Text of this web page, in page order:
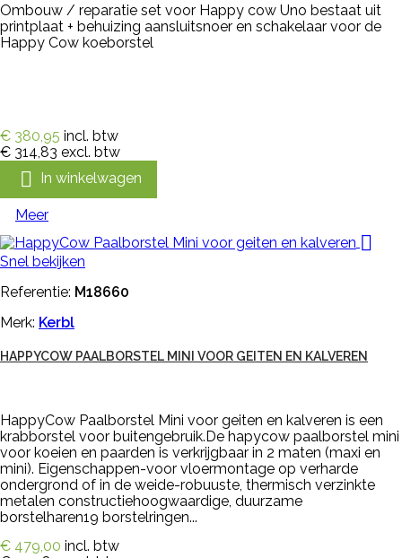
Ombouw / reparatie set voor Happy cow Uno bestaat uit
printplaat + behuizing aansluitsnoer en schakelaar voor de
Happy Cow koeborstel
€ 380,95 incl. btw
€ 314,83 excl. btw
 In winkelwagen
Meer

Snel bekijken
Referentie: M18660
Merk: Kerbl
HAPPYCOW PAALBORSTEL MINI VOOR GEITEN EN KALVEREN
HappyCow Paalborstel Mini voor geiten en kalveren is een
krabborstel voor buitengebruik.De hapycow paalborstel mini
voor koeien en paarden is verkrijgbaar in 2 maten (maxi en
mini). Eigenschappen-voor vloermontage op verharde
ondergrond of in de weide-robuuste, thermisch verzinkte
metalen constructiehoogwaardige, duurzame
borstelharen19 borstelringen...
€ 479,00 incl. btw